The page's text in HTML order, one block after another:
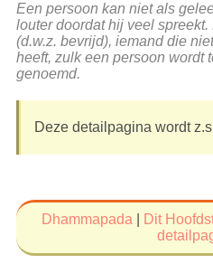
Een persoon kan niet als
louter doordat hij veel
(d.w.z. bevrijd), iemand die
heeft, zulk een persoon wordt
genoemd.
Deze detailpagina wordt
Dhammapada Dit